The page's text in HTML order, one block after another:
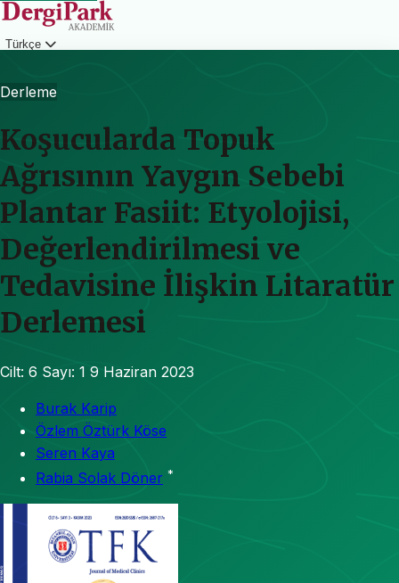
Türkçe
Derleme
Koşucularda Topuk
Ağrısının Yaygın Sebebi
Plantar Fasiit: Etyolojisi,
Değerlendirilmesi ve
Tedavisine İlişkin Litaratür
Derlemesi
Cilt: 6 Sayı: 1 9 Haziran 2023
Burak Karip
Özlem Öztürk Köse
Seren Kaya
Rabia Solak Döner *